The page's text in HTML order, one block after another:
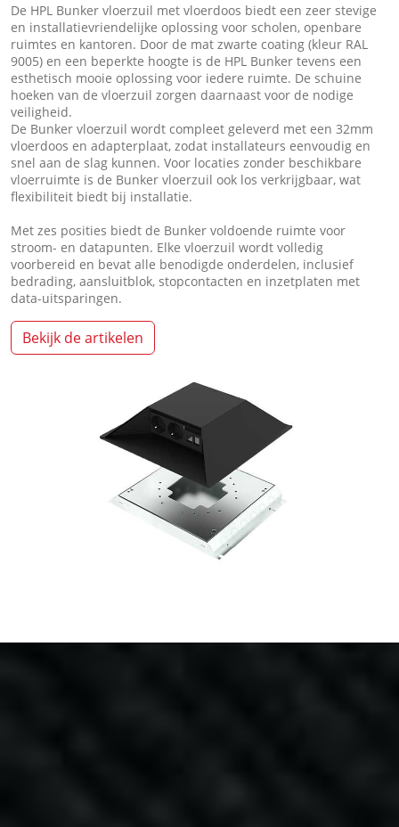
De HPL Bunker vloerzuil met vloerdoos biedt een zeer stevige
en installatievriendelijke oplossing voor scholen, openbare
ruimtes en kantoren. Door de mat zwarte coating (kleur RAL
9005) en een beperkte hoogte is de HPL Bunker tevens een
esthetisch mooie oplossing voor iedere ruimte. De schuine
hoeken van de vloerzuil zorgen daarnaast voor de nodige
veiligheid.
De Bunker vloerzuil wordt compleet geleverd met een 32mm
vloerdoos en adapterplaat, zodat installateurs eenvoudig en
snel aan de slag kunnen. Voor locaties zonder beschikbare
vloerruimte is de Bunker vloerzuil ook los verkrijgbaar, wat
flexibiliteit biedt bij installatie.
Met zes posities biedt de Bunker voldoende ruimte voor
stroom- en datapunten. Elke vloerzuil wordt volledig
voorbereid en bevat alle benodigde onderdelen, inclusief
bedrading, aansluitblok, stopcontacten en inzetplaten met
data-uitsparingen.
Bekijk de artikelen